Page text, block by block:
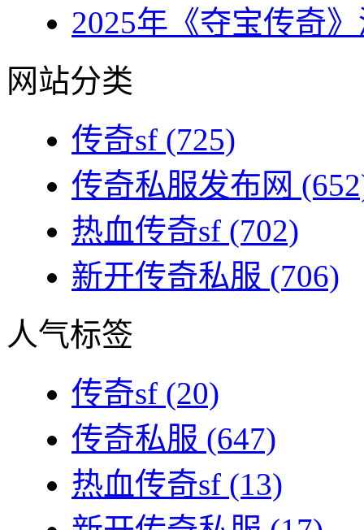
2025年《夺宝传奇
网站分类
传奇sf (725)
传奇私服发布网
热血传奇sf (702)
新开传奇私服 (706)
人气标签
传奇sf (20)
传奇私服 (647)
热血传奇sf (13)